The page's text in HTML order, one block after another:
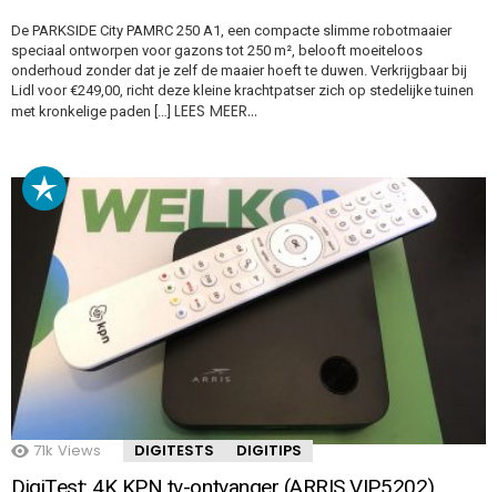
De PARKSIDE City PAMRC 250 A1, een compacte slimme robotmaaier
speciaal ontworpen voor gazons tot 250 m², belooft moeiteloos
onderhoud zonder dat je zelf de maaier hoeft te duwen. Verkrijgbaar bij
Lidl voor €249,00, richt deze kleine krachtpatser zich op stedelijke tuinen
met kronkelige paden […] LEES MEER…
71k Views DIGITESTS DIGITIPS